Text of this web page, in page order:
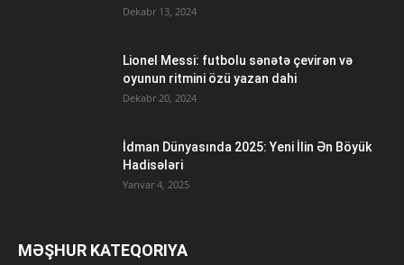
Dekabr 13, 2024
Lionel Messi: futbolu sənətə çevirən və
oyunun ritmini özü yazan dahi
Dekabr 20, 2024
İdman Dünyasında 2025: Yeni İlin Ən Böyük
Hadisələri
Yanvar 4, 2025
MƏŞHUR KATEQORIYA